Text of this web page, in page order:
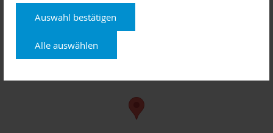
Auswahl bestätigen
Alle auswählen
E-Mail: Katharina.Landauer@aelf-ka.bayern.de
Anmeldeschluss: 26.06.2018